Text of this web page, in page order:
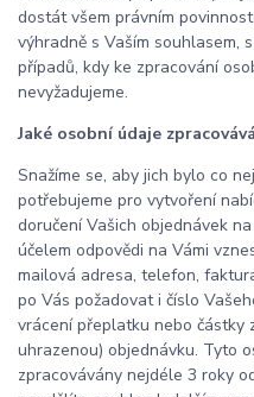
dostát všem právním
výhradně s Vaším souhlasem,
případů, kdy ke zpracování
nevyžadujeme.
Jaké osobní údaje
Snažíme se, aby jich bylo co
potřebujeme pro vytvoření
doručení Vašich objednávek
účelem odpovědi na Vámi
mailová adresa, telefon,
po Vás požadovat i číslo
vrácení přeplatku nebo částky
uhrazenou) objednávku. Tyto
zpracovávány nejdéle 3 roky